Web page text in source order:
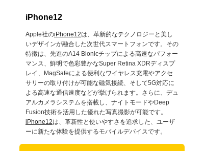
iPhone12
Apple社のiPhone12は、革新的なテクノロジーと美し
いデザインが融合した次世代スマートフォンです。その
特徴は、先進のA14 Bionicチップによる高速なパフォー
マンス、鮮明で色彩豊かなSuper Retina XDRディスプ
レイ、MagSafeによる便利なワイヤレス充電やアクセ
サリーの取り付けが可能な磁気接続、そして5G対応に
よる高速な通信速度などが挙げられます。さらに、デュ
アルカメラシステムを搭載し、ナイトモードやDeep
Fusion技術を活用した優れた写真撮影が可能です。
iPhone12は、革新性と使いやすさを追求した、ユーザ
ーに新たな体験を提供するモバイルデバイスです。